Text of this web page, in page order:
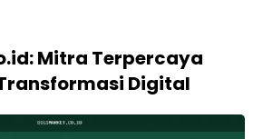
Mitra Terpercaya
Digital